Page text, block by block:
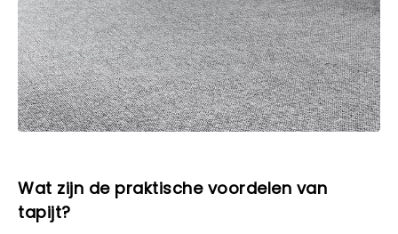
Wat zijn de praktische voordelen van
tapijt?